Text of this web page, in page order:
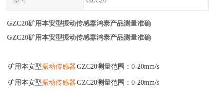
GZC20矿用本安型振动传感器鸿泰产品测量准确
GZC20矿用本安型振动传感器鸿泰产品测量准确
矿用本安型振动传感器 GZC20测量范围：0-20mm/s
矿用本安型振动传感器 GZC20测量范围：0-20mm/s